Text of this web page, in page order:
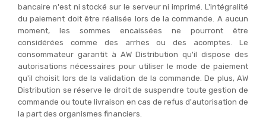
bancaire n'est ni stocké sur le serveur ni imprimé. L'intégralité
du paiement doit être réalisée lors de la commande. A aucun
moment, les sommes encaissées ne pourront être
considérées comme des arrhes ou des acomptes. Le
consommateur garantit à AW Distribution qu'il dispose des
autorisations nécessaires pour utiliser le mode de paiement
qu'il choisit lors de la validation de la commande. De plus, AW
Distribution se réserve le droit de suspendre toute gestion de
commande ou toute livraison en cas de refus d'autorisation de
la part des organismes financiers.